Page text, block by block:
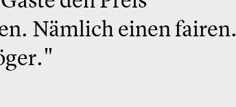
Nämlich einen fairen.